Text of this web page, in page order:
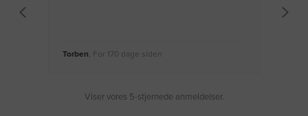
Torben , For 170 dage siden
Viser vores 5-stjernede anmeldelser.